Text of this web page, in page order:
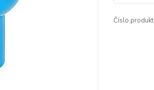
Číslo